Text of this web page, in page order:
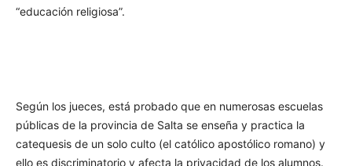
“educación religiosa”.
Según los jueces, está probado que en numerosas escuelas
públicas de la provincia de Salta se enseña y practica la
catequesis de un solo culto (el católico apostólico romano) y
ello es discriminatorio y afecta la privacidad de los alumnos.